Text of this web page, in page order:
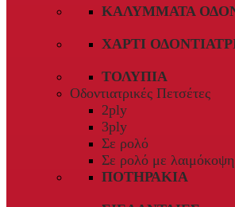
ΚΑΛΎΜΜΑΤΑ
ΧΑΡΤΊ
ΤΟΛΎΠΙΑ
Οδοντιατρικές Πετσέτες
2ply
3ply
Σε ρολό
Σε ρολό με λαιμόκοψη
ΠΟΤΗΡΆΚΙΑ